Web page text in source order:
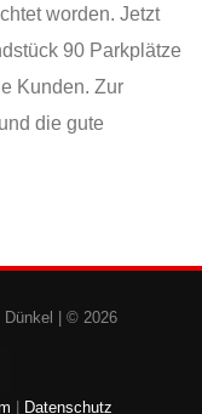
worden. Jetzt
90 Parkplätze
Kunden. Zur
die gute
| © 2026
Datenschutz